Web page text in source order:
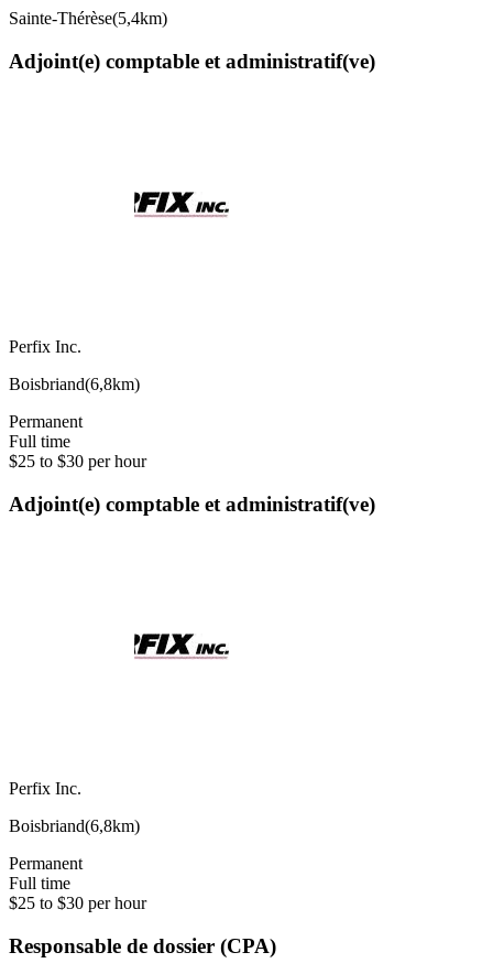
Sainte-Thérèse(5,4km)
Adjoint(e) comptable et administratif(ve)
Perfix Inc.
Boisbriand(6,8km)
Permanent
Full time
$25 to $30 per hour
Adjoint(e) comptable et administratif(ve)
Perfix Inc.
Boisbriand(6,8km)
Permanent
Full time
$25 to $30 per hour
Responsable de dossier (CPA)